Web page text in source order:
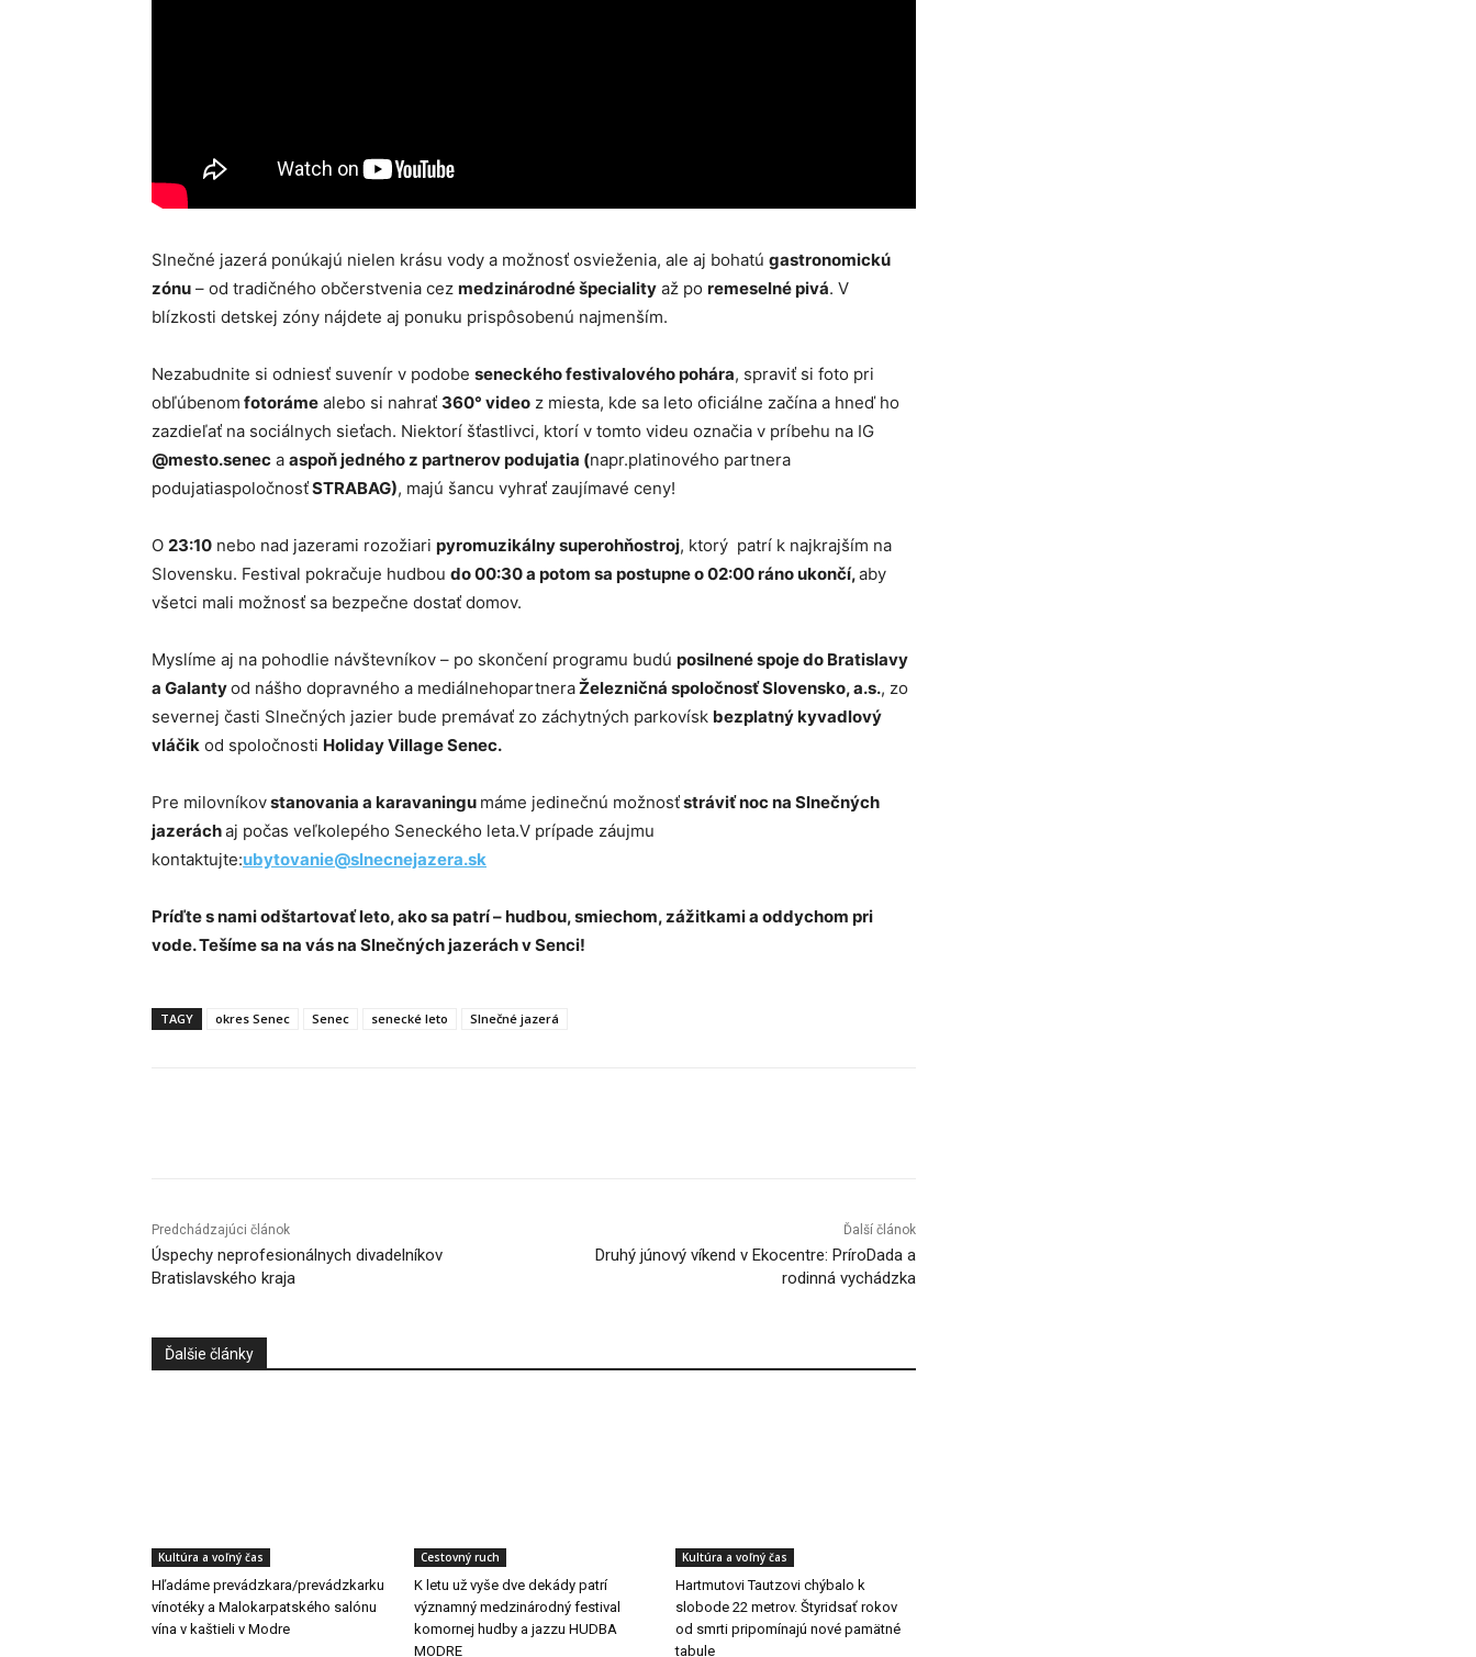
Slnečné jazerá ponúkajú nielen krásu vody a možnosť osvieženia, ale aj bohatú gastronomickú
zónu – od tradičného občerstvenia cez medzinárodné špeciality až po remeselné pivá. V
blízkosti detskej zóny nájdete aj ponuku prispôsobenú najmenším.
Nezabudnite si odniesť suvenír v podobe seneckého festivalového pohára, spraviť si foto pri
obľúbenom fotoráme alebo si nahrať 360° video z miesta, kde sa leto oficiálne začína a hneď ho
zazdieľať na sociálnych sieťach. Niektorí šťastlivci, ktorí v tomto videu označia v príbehu na IG
@mesto.senec a aspoň jedného z partnerov podujatia (napr.platinového partnera
podujatiaspoločnosťSTRABAG), majú šancu vyhrať zaujímavé ceny!
O 23:10 nebo nad jazerami rozožiari pyromuzikálny superohňostroj, ktorý patrí k najkrajším na
Slovensku. Festival pokračuje hudbou do 00:30 a potom sa postupne o 02:00 ráno ukončí,aby
všetci mali možnosť sa bezpečne dostať domov.
Myslíme aj na pohodlie návštevníkov – po skončení programu budú posilnené spoje do Bratislavy
a Galantyod nášho dopravného a mediálnehopartneraŽelezničná spoločnosť Slovensko, a.s., zo
severnej časti Slnečných jazier bude premávať zo záchytných parkovísk bezplatný kyvadlový
vláčik od spoločnosti Holiday Village Senec.
Pre milovníkovstanovania a karavaningu máme jedinečnú možnosťstráviť noc na Slnečných
jazeráchaj počas veľkolepého Seneckého leta.V prípade záujmu
kontaktujte:ubytovanie@slnecnejazera.sk
Príďte s nami odštartovať leto, ako sa patrí – hudbou, smiechom, zážitkami a oddychom pri
vode. Tešíme sa na vás na Slnečných jazerách v Senci!
TAGY okres Senec Senec senecké leto Slnečné jazerá
Predchádzajúci článok
Úspechy neprofesionálnych divadelníkov
Bratislavského kraja
Ďalší článok
Druhý júnový víkend v Ekocentre: PríroDada a
rodinná vychádzka
Ďalšie články
Kultúra a voľný čas
Hľadáme prevádzkara/prevádzkarku
vínotéky a Malokarpatského salónu
vína v kaštieli v Modre
Cestovný ruch
K letu už vyše dve dekády patrí
významný medzinárodný festival
komornej hudby a jazzu HUDBA
MODRE
Kultúra a voľný čas
Hartmutovi Tautzovi chýbalo k
slobode 22 metrov. Štyridsať rokov
od smrti pripomínajú nové pamätné
tabule